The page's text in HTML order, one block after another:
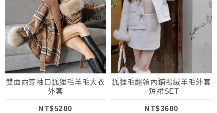
雙面兩穿袖口狐狸毛羊毛大衣
外套
NT$5280
狐狸毛翻領內鋪鴨絨羊毛外套
+短裙SET
NT$3680